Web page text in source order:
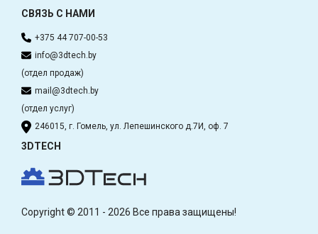
СВЯЗЬ С НАМИ
+375 44 707-00-53
info@3dtech.by
(отдел продаж)
mail@3dtech.by
(отдел услуг)
246015, г. Гомель, ул. Лепешинского д.7И, оф. 7
3DTECH
Copyright © 2011 - 2026 Все права защищены!